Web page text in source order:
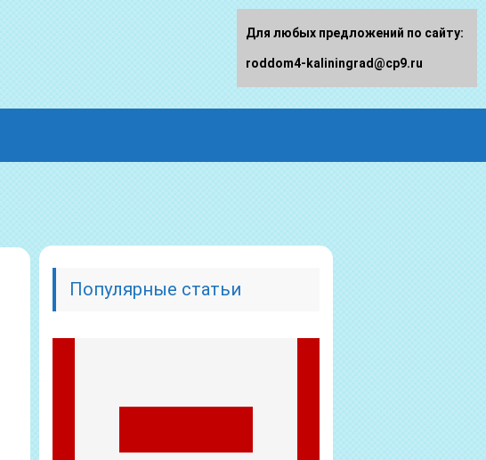
Популярные статьи
Для любых предложений по сайту:
roddom4-kaliningrad@cp9.ru